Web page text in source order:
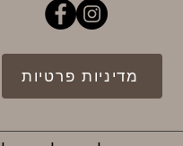
מדיניות פרטיות